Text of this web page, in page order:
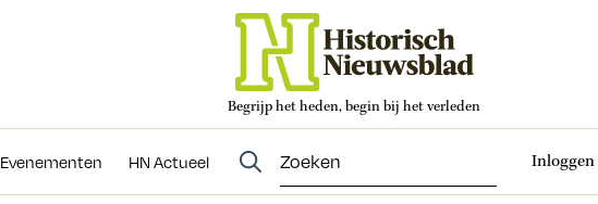
Begrijp het heden, begin bij het verleden
Evenementen HN Actueel Inloggen
Evenementen